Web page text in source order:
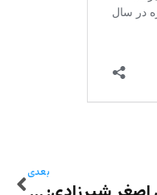
بعدی